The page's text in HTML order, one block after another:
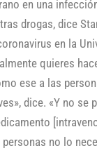
en una
drogas, dice
en la
quieres
ese a las
dice. «Y no se
personas no lo